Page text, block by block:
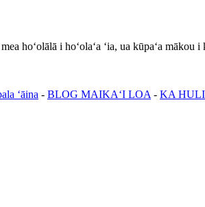
hoʻolālā i hoʻolaʻa ʻia, ua kūpaʻa
ʻāina - BLOG MAIKAʻI LOA- KA